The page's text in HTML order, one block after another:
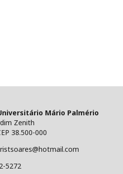
Mário Palmério
Zenith
38.500-000
5272